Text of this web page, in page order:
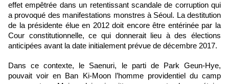
effet empêtrée dans un retentissant scandale de corruption qui
a provoqué des manifestations monstres à Séoul. La destitution
de la présidente élue en 2012 doit encore être entérinée par la
Cour constitutionnelle, ce qui donnerait lieu à des élections
anticipées avant la date initialement prévue de décembre 2017.
Dans ce contexte, le Saenuri, le parti de Park Geun-Hye,
pouvait voir en Ban Ki-Moon l’homme providentiel du camp